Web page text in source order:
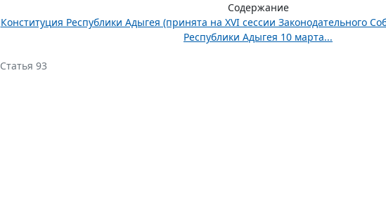
Содержание
Конституция Республики Адыгея (принята на XVI сессии Законодательного
Республики Адыгея 10 марта...
Статья 93